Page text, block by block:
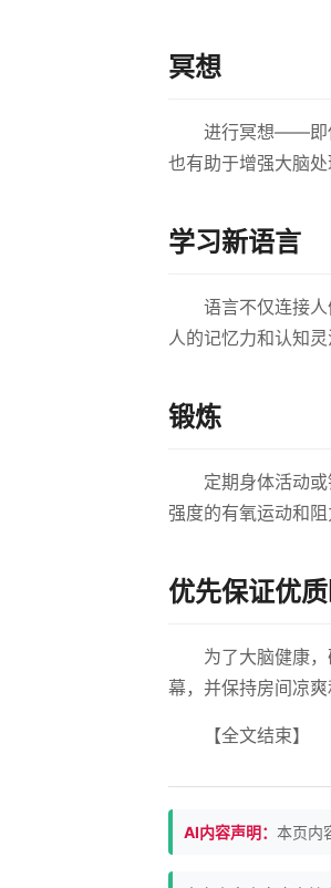
冥想
进行冥想——即
也有助于增强大脑处
学习新语言
语言不仅连接
人的记忆力和认知灵
锻炼
定期身体活动
强度的有氧运动和阻
优先保证优
为了大脑健康
幕，并保持房间凉爽
【全文结束】
AI内容声明： 本页内